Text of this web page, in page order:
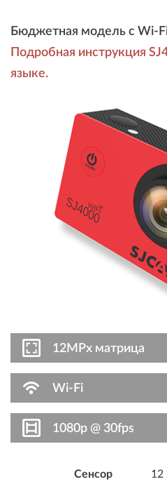
Бюджетная модель с Wi-
Подробная инструкция
языке.
12MPx матрица
Wi-Fi
1080p @ 30fps
Сенсор
12